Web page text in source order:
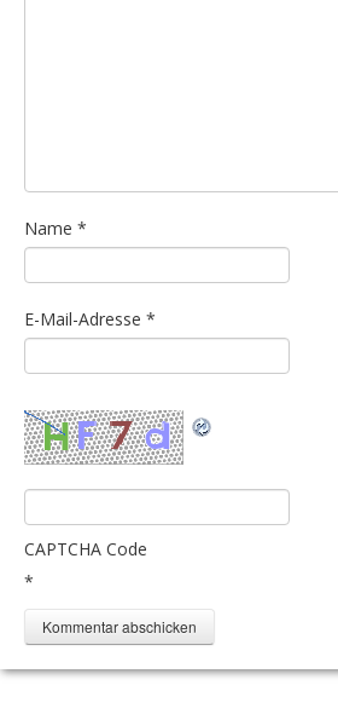
Name *
E-Mail-Adresse *
CAPTCHA Code
*